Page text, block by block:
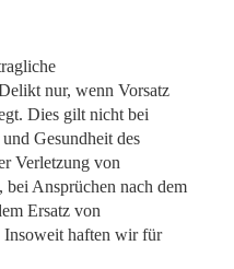
nur, wenn Vorsatz
Dies gilt nicht bei
Gesundheit des
Verletzung von
Ansprüchen nach dem
Ersatz von
Insoweit haften wir für